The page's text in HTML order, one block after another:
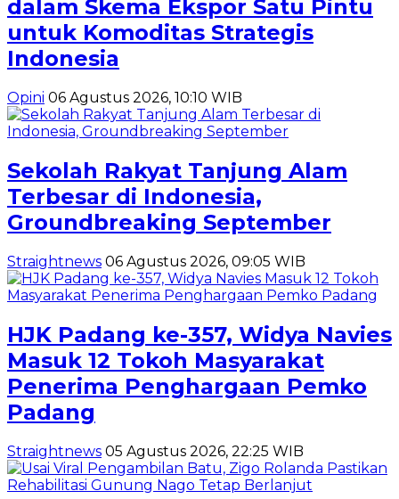
dalam Skema Ekspor Satu Pintu
untuk Komoditas Strategis
Indonesia
Opini 06 Agustus 2026, 10:10 WIB
Sekolah Rakyat Tanjung Alam
Terbesar di Indonesia,
Groundbreaking September
Straightnews 06 Agustus 2026, 09:05 WIB
HJK Padang ke-357, Widya Navies
Masuk 12 Tokoh Masyarakat
Penerima Penghargaan Pemko
Padang
Straightnews 05 Agustus 2026, 22:25 WIB